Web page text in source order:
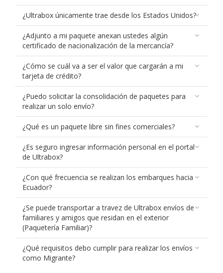
¿Ultrabox únicamente trae desde los Estados Unidos?
¿Adjunto a mi paquete anexan ustedes algún
certificado de nacionalización de la mercancía?
¿Cómo se cuál va a ser el valor que cargarán a mi
tarjeta de crédito?
¿Puedo solicitar la consolidación de paquetes para
realizar un solo envío?
¿Qué es un paquete libre sin fines comerciales?
¿Es seguro ingresar información personal en el portal
de Ultrabox?
¿Con qué frecuencia se realizan los embarques hacia
Ecuador?
¿Se puede transportar a travez de Ultrabox envíos de
familiares y amigos que residan en el exterior
(Paquetería Familiar)?
¿Qué requisitos debo cumplir para realizar los envíos
como Migrante?